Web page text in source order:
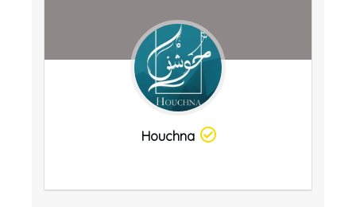
Houchna